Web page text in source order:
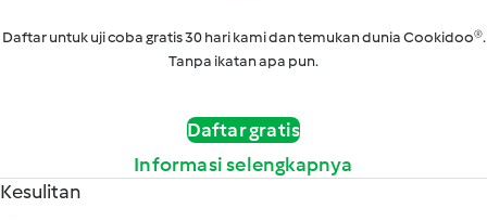
Daftar untuk uji coba gratis 30 hari kami dan temukan dunia Cookidoo®.
Tanpa ikatan apa pun.
Daftar gratis
Informasi selengkapnya
Kesulitan